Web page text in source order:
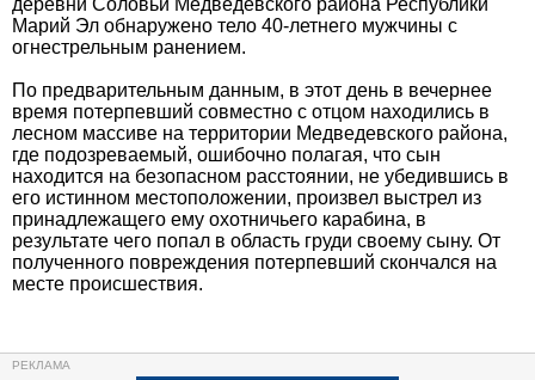
Марий Эл обнаружено тело 40-летнего мужчины с
огнестрельным ранением.
По предварительным данным, в этот день в вечернее
время потерпевший совместно с отцом находились в
лесном массиве на территории Медведевского района,
где подозреваемый, ошибочно полагая, что сын
находится на безопасном расстоянии, не убедившись в
его истинном местоположении, произвел выстрел из
принадлежащего ему охотничьего карабина, в
результате чего попал в область груди своему сыну. От
полученного повреждения потерпевший скончался на
месте происшествия.